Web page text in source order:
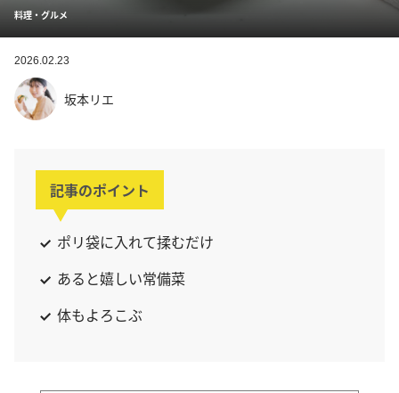
料理・グルメ
2026.02.23
坂本リエ
記事のポイント
ポリ袋に入れて揉むだけ
あると嬉しい常備菜
体もよろこぶ